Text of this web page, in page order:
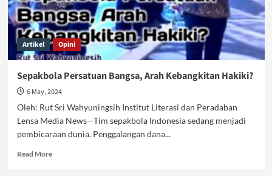
Artikel Opini
Sepakbola Persatuan Bangsa, Arah Kebangkitan Hakiki?
6 May, 2024
Oleh: Rut Sri Wahyuningsih Institut Literasi dan Peradaban
Lensa Media News—Tim sepakbola Indonesia sedang menjadi
pembicaraan dunia. Penggalangan dana...
Read MoreRead